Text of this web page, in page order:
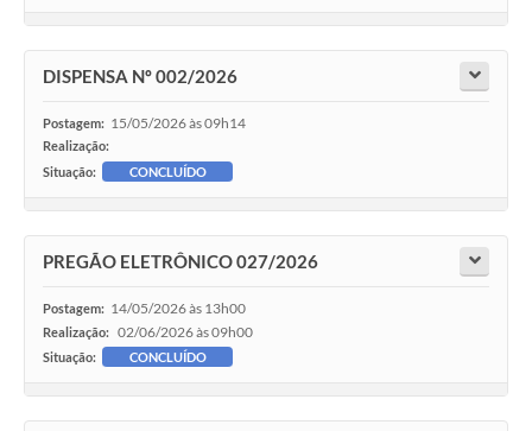
DISPENSA Nº 002/2026
Postagem: 15/05/2026 às 09h14
Realização:
Situação:
CONCLUÍDO
PREGÃO ELETRÔNICO 027/2026
Postagem: 14/05/2026 às 13h00
Realização: 02/06/2026 às 09h00
Situação: CONCLUÍDO